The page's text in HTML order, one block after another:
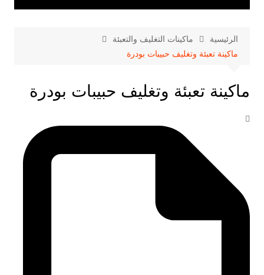
الرئيسية
ماكينات التغليف والتعبئة
ماكينة تعبئة وتغليف حبيبات بودرة
ماكينة تعبئة وتغليف حبيبات بودرة